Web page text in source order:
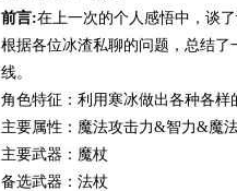
前言:在上一次的个人感悟中，谈
根据各位冰渣私聊的问题，总结
线。
角色特征：利用寒冰做出各种各样
主要属性：魔法攻击力&智力&魔
主要武器：魔杖
备选武器：法杖